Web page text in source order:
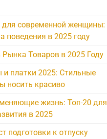
для современной женщины:
поведения в 2025 году
Рынка Товаров в 2025 Году
платки 2025: Стильные
носить красиво
жизнь: Топ-20 для
в 2025
подготовки к отпуску